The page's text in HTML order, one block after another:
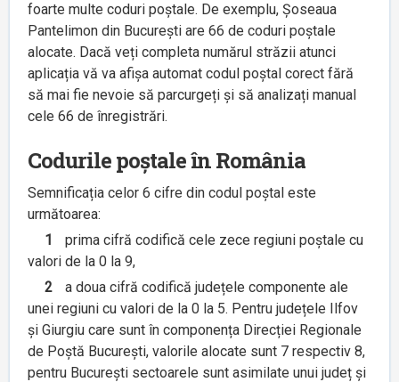
foarte multe coduri poștale. De exemplu, Șoseaua
Pantelimon din București are 66 de coduri poștale
alocate. Dacă veți completa numărul străzii atunci
aplicația vă va afișa automat codul poștal corect fără
să mai fie nevoie să parcurgeți și să analizați manual
cele 66 de înregistrări.
Codurile poștale în România
Semnificația celor 6 cifre din codul poștal este
următoarea:
1
prima cifră codifică cele zece regiuni poștale cu
valori de la 0 la 9,
2
a doua cifră codifică județele componente ale
unei regiuni cu valori de la 0 la 5. Pentru județele Ilfov
și Giurgiu care sunt în componența Direcției Regionale
de Poștă București, valorile alocate sunt 7 respectiv 8,
pentru București sectoarele sunt asimilate unui județ și